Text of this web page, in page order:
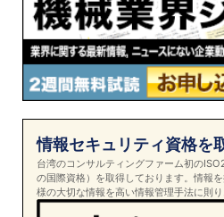
情報セキュリティ資格を
台湾のコンサルティングファーム初の
の国際資格）を取得しております。情報
様の大切な情報を高い情報管理手法に則り